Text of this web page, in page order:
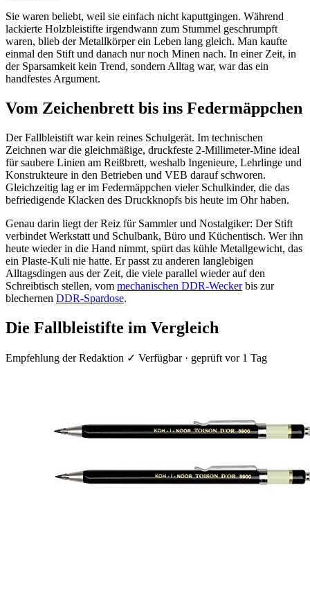
Sie waren beliebt, weil sie einfach nicht kaputtgingen. Während
lackierte Holzbleistifte irgendwann zum Stummel geschrumpft
waren, blieb der Metallkörper ein Leben lang gleich. Man kaufte
einmal den Stift und danach nur noch Minen nach. In einer Zeit, in
der Sparsamkeit kein Trend, sondern Alltag war, war das ein
handfestes Argument.
Vom Zeichenbrett bis ins Federmäppchen
Der Fallbleistift war kein reines Schulgerät. Im technischen
Zeichnen war die gleichmäßige, druckfeste 2-Millimeter-Mine ideal
für saubere Linien am Reißbrett, weshalb Ingenieure, Lehrlinge und
Konstrukteure in den Betrieben und VEB darauf schworen.
Gleichzeitig lag er im Federmäppchen vieler Schulkinder, die das
befriedigende Klacken des Druckknopfs bis heute im Ohr haben.
Genau darin liegt der Reiz für Sammler und Nostalgiker: Der Stift
verbindet Werkstatt und Schulbank, Büro und Küchentisch. Wer ihn
heute wieder in die Hand nimmt, spürt das kühle Metallgewicht, das
ein Plaste-Kuli nie hatte. Er passt zu anderen langlebigen
Alltagsdingen aus der Zeit, die viele parallel wieder auf den
Schreibtisch stellen, vom mechanischen DDR-Weckerbis zur
blechernen DDR-Spardose.
Die Fallbleistifte im Vergleich
Empfehlung der Redaktion ✓ Verfügbar · geprüft vor 1 Tag